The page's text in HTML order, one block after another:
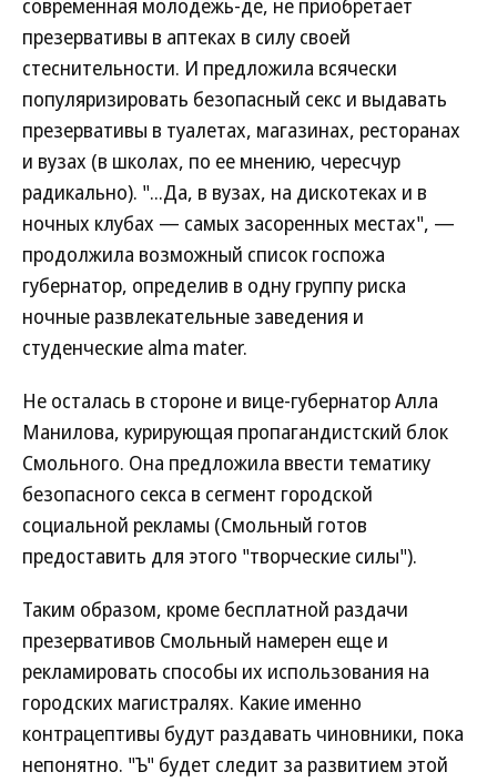
современная молодежь-де, не приобретает
презервативы в аптеках в силу своей
стеснительности. И предложила всячески
популяризировать безопасный секс и выдавать
презервативы в туалетах, магазинах, ресторанах
и вузах (в школах, по ее мнению, чересчур
радикально). "...Да, в вузах, на дискотеках и в
ночных клубах — самых засоренных местах", —
продолжила возможный список госпожа
губернатор, определив в одну группу риска
ночные развлекательные заведения и
студенческие alma mater.
Не осталась в стороне и вице-губернатор Алла
Манилова, курирующая пропагандистский блок
Смольного. Она предложила ввести тематику
безопасного секса в сегмент городской
социальной рекламы (Смольный готов
предоставить для этого "творческие силы").
Таким образом, кроме бесплатной раздачи
презервативов Смольный намерен еще и
рекламировать способы их использования на
городских магистралях. Какие именно
контрацептивы будут раздавать чиновники, пока
непонятно. "Ъ" будет следит за развитием этой